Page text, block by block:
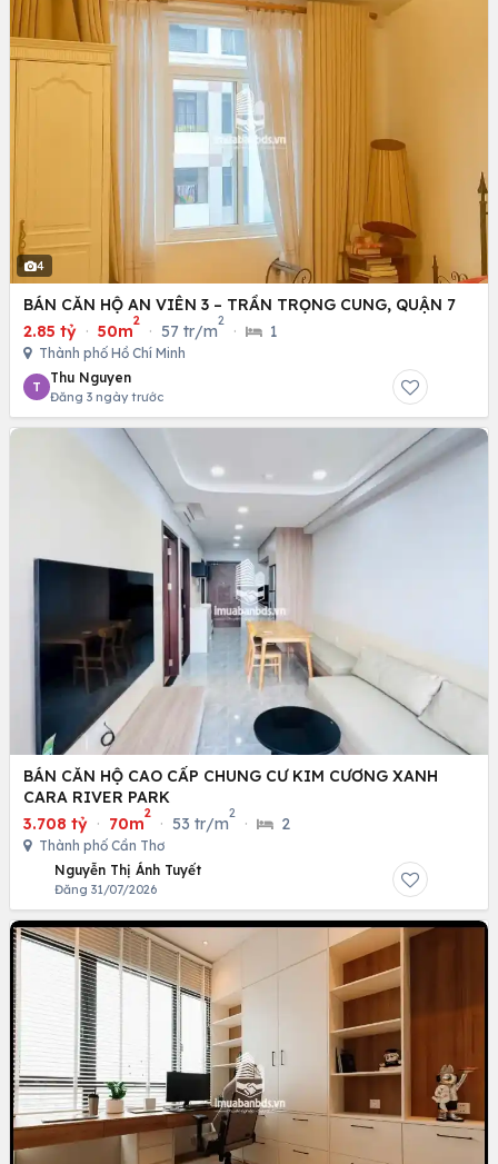
4
BÁN CĂN HỘ AN VIÊN 3 – TRẦN TRỌNG CUNG, QUẬN 7
2.85 tỷ · 50m
2
· 57 tr/m
2
· 1
Thành phố Hồ Chí Minh
T
Thu Nguyen
Đăng 3 ngày trước
BÁN CĂN HỘ CAO CẤP CHUNG CƯ KIM CƯƠNG XANH
CARA RIVER PARK
3.708 tỷ · 70m
2
· 53 tr/m
2
· 2
Thành phố Cần Thơ
Nguyễn Thị Ánh Tuyết
Đăng 31/07/2026